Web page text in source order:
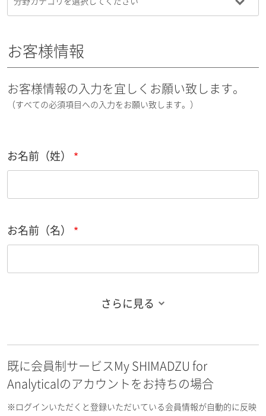
お客様情報
お客様情報の入力を宜しくお願い致します。
（すべての必須項目への入力をお願い致します。）
お名前（姓）
お名前（名）
お名前フリガナ（名）
さらに見る
既に会員制サービスMy SHIMADZU for
Analyticalのアカウントをお持ちの場合
※ログインいただくと登録いただいている会員情報が自動的に反映